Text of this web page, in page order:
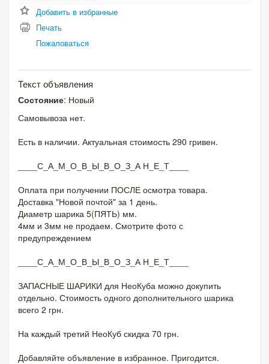
Добавить в избранные
Печать
Пожаловаться
Текст объявления
Состояние: Новый
Самовывоза нет.
Есть в наличии. Актуальная стоимость 290 гривен.
____С_А_М_О_В_Ы_В_О_З_А Н_Е_Т____
Оплата при получении ПОСЛЕ осмотра товара.
Доставка "Новой почтой" за 1 день.
Диаметр шарика 5(ПЯТЬ) мм.
4мм и 3мм не продаем. Смотрите фото с
предупреждением
____С_А_М_О_В_Ы_В_О_З_А Н_Е_Т____
ЗАПАСНЫЕ ШАРИКИ для НеоКуба можно докупить
отдельно. Стоимость одного дополнительного шарика
всего 2 грн.
На каждый третий НеоКуб скидка 70 грн.
Добавляйте объявление в избранное. Пригодится.